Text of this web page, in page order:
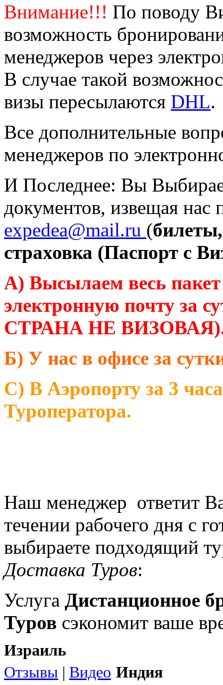
Внимание!!! По поводу
возможность
менеджеров через
В случае такой
визы пересылаются DHL.
Все дополнительные
менеджеров по
И Последнее: Вы
документов, извещая нас
expedea@mail.ru (
страховка (Паспорт с
А) Высылаем весь
электронную почту за
СТРАНА НЕ
Б) У нас в офисе за
С) В Аэропорту за 3
Туроператора.
Наш менеджер ответит
течении рабочего дня с
выбираете подходящий
Доставка Туров:
Услуга Дистанционное
Туров сэкономит ваше
Израиль
Отзывы | Видео Индия